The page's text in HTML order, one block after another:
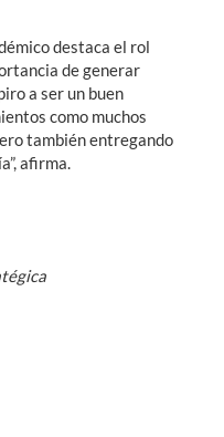
destaca el rol
de generar
a ser un buen
como muchos
también entregando
afirma.